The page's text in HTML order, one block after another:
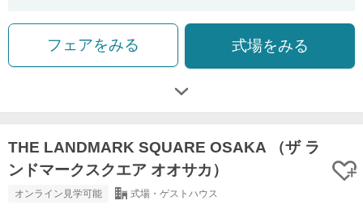
フェアをみる 式場をみる
THE LANDMARK SQUARE OSAKA （ザ ラ
ンドマークスクエア オオサカ）
オンライン見学可能 式場・ゲストハウス